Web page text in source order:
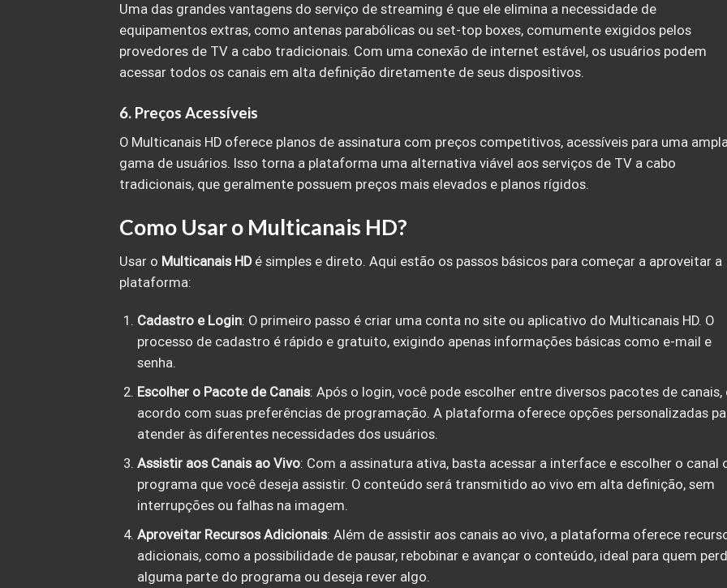
Uma das grandes vantagens do serviço de streaming é que ele elimina a necessidade de
equipamentos extras, como antenas parabólicas ou set-top boxes, comumente exigidos pelos
provedores de TV a cabo tradicionais. Com uma conexão de internet estável, os usuários podem
acessar todos os canais em alta definição diretamente de seus dispositivos.
6. Preços Acessíveis
O Multicanais HD oferece planos de assinatura com preços competitivos, acessíveis para uma
gama de usuários. Isso torna a plataforma uma alternativa viável aos serviços de TV a cabo
tradicionais, que geralmente possuem preços mais elevados e planos rígidos.
Como Usar o Multicanais HD?
Usar o Multicanais HDé simples e direto. Aqui estão os passos básicos para começar a aproveitar a
plataforma:
Cadastro e Login: O primeiro passo é criar uma conta no site ou aplicativo do Multicanais HD. O
processo de cadastro é rápido e gratuito, exigindo apenas informações básicas como e-mail e
senha.
Escolher o Pacote de Canais: Após o login, você pode escolher entre diversos pacotes de canais,
acordo com suas preferências de programação. A plataforma oferece opções personalizadas
atender às diferentes necessidades dos usuários.
Assistir aos Canais ao Vivo: Com a assinatura ativa, basta acessar a interface e escolher o canal
programa que você deseja assistir. O conteúdo será transmitido ao vivo em alta definição, sem
interrupções ou falhas na imagem.
Aproveitar Recursos Adicionais: Além de assistir aos canais ao vivo, a plataforma oferece
adicionais, como a possibilidade de pausar, rebobinar e avançar o conteúdo, ideal para quem
alguma parte do programa ou deseja rever algo.